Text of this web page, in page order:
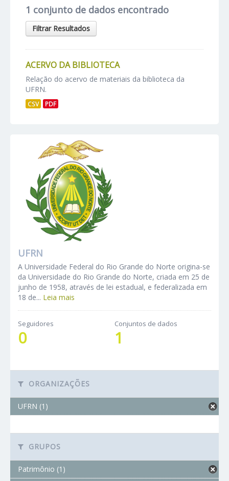
1 conjunto de dados encontrado
Filtrar Resultados
ACERVO DA BIBLIOTECA
Relação do acervo de materiais da biblioteca da
UFRN.
CSV PDF
UFRN
A Universidade Federal do Rio Grande do Norte origina-se
da Universidade do Rio Grande do Norte, criada em 25 de
junho de 1958, através de lei estadual, e federalizada em
18 de... Leia mais
Seguidores
0
Conjuntos de dados
1
ORGANIZAÇÕES
UFRN (1)
GRUPOS
Patrimônio (1)